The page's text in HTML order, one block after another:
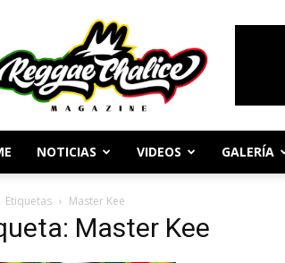
Periodismo
y
Cultura
Reggae
NOTICIAS VIDEOS GALERÍA
Etiquetas Master Kee
Master Kee